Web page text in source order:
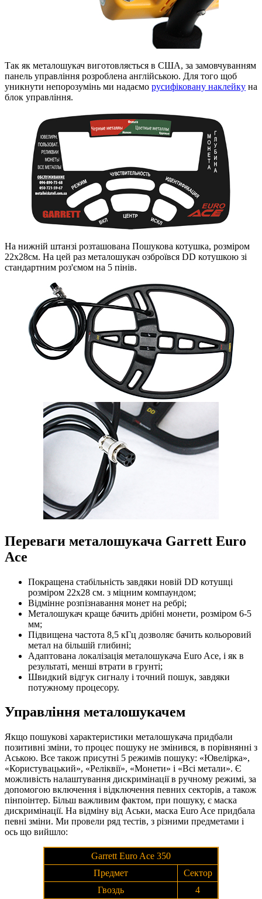
Так як металошукач виготовляється в США, за замовчуванням
панель управління розроблена англійською. Для того щоб
уникнути непорозумінь ми надаємо русифіковану наклейку на
блок управління.
На нижній штанзі розташована Пошукова котушка, розміром
22х28см. На цей раз металошукач озброївся DD котушкою зі
стандартним роз'ємом на 5 пінів.
Переваги металошукача Garrett Euro
Ace
Покращена стабільність завдяки новій DD котушці
розміром 22х28 см. з міцним компаундом;
Відмінне розпізнавання монет на ребрі;
Металошукач краще бачить дрібні монети, розміром 6-5
мм;
Підвищена частота 8,5 кГц дозволяє бачить кольоровий
метал на більшій глибині;
Адаптована локалізація металошукача Euro Ace, і як в
результаті, менші втрати в грунті;
Швидкий відгук сигналу і точний пошук, завдяки
потужному процесору.
Управління металошукачем
Якщо пошукові характеристики металошукача придбали
позитивні зміни, то процес пошуку не змінився, в порівнянні з
Аською. Все також присутні 5 режимів пошуку: «Ювелірка»,
«Користувацький», «Реліквії», «Монети» і «Всі метали». Є
можливість налаштування дискримінації в ручному режимі, за
допомогою включення і відключення певних секторів, а також
пінпоінтер. Більш важливим фактом, при пошуку, є маска
дискримінації. На відміну від Аськи, маска Euro Ace придбала
певні зміни. Ми провели ряд тестів, з різними предметами і
ось що вийшло:
Garrett Euro Ace 350
Предмет
Сектор
Гвоздь
4